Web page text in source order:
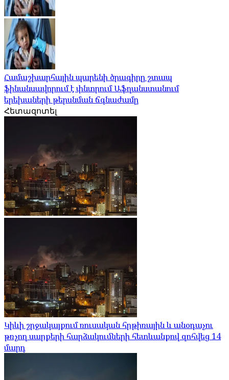
Համաշխարհային պարենի ծրագիրը շտապ
ֆինանսավորում է փնտրում Աֆղանստանում
երեխաների թերսնման ճգնաժամը
Հետազոտել
Կիևի շրջակայքում ռուսական հրթիռային և անօդաչու
թռչող սարքերի հարձակումների հետևանքով զոհվեց 14
մարդ